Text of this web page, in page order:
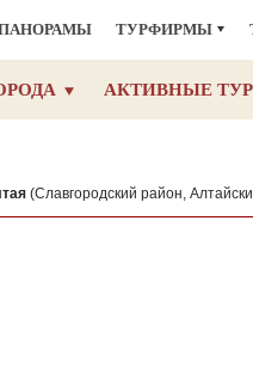
ПАНОРАМЫ ТУРФИРМЫ
АКТИВНЫЕ
(Славгородский район,